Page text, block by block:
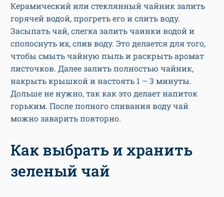
Керамический или стеклянный чайник залить
горячей водой, прогреть его и слить воду.
Засыпать чай, слегка залить чаинки водой и
сполоснуть их, слив воду. Это делается для того,
чтобы смыть чайную пыль и раскрыть аромат
листочков. Далее залить полностью чайник,
накрыть крышкой и настоять 1 – 3 минуты.
Дольше не нужно, так как это делает напиток
горьким. После полного сливания воду чай
можно заварить повторно.
Как выбрать и хранить
зеленый чай